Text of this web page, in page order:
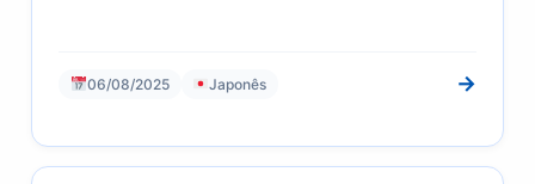
06/08/2025 Japonês →